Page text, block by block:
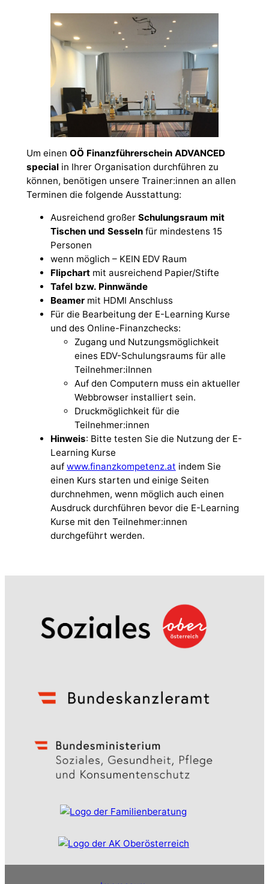
Um einen OÖ Finanzführerschein ADVANCED
specialin Ihrer Organisation durchführen zu
können, benötigen unsere Trainer:innen an allen
Terminen die folgende Ausstattung:
Ausreichend großer Schulungsraum mit
Tischen und Sesselnfür mindestens 15
Personen
wenn möglich – KEIN EDV Raum
Flipchartmit ausreichend Papier/Stifte
Tafel bzw. Pinnwände
Beamermit HDMI Anschluss
Für die Bearbeitung der E-Learning Kurse
und des Online-Finanzchecks:
Zugang und Nutzungsmöglichkeit
eines EDV-Schulungsraums für alle
Teilnehmer:iInnen
Auf den Computern muss ein aktueller
Webbrowser installiert sein.
Druckmöglichkeit für die
Teilnehmer:innen
Hinweis: Bitte testen Sie die Nutzung der E-
Learning Kurse
auf www.finanzkompetenz.at indem Sie
einen Kurs starten und einige Seiten
durchnehmen, wenn möglich auch einen
Ausdruck durchführen bevor die E-Learning
Kurse mit den Teilnehmer:innen
durchgeführt werden.